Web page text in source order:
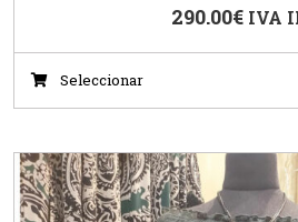
290.00€ IVA
Seleccionar